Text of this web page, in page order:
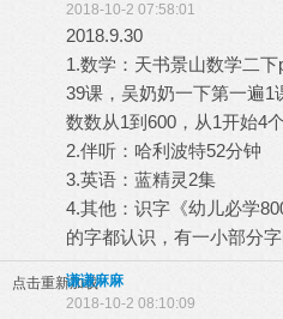
2018-10-2 07:58:01
2018.9.30
1.数学：天书景山数学二
39课，吴奶奶一下第一遍1
数数从1到600，从1开始4
2.伴听：哈利波特52分钟
3.英语：蓝精灵2集
4.其他：识字《幼儿必学
的字都认识，有一小部分
点击重新加载
谦谦麻麻
2018-10-2 08:10:09